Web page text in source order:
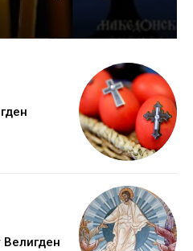
Велигден